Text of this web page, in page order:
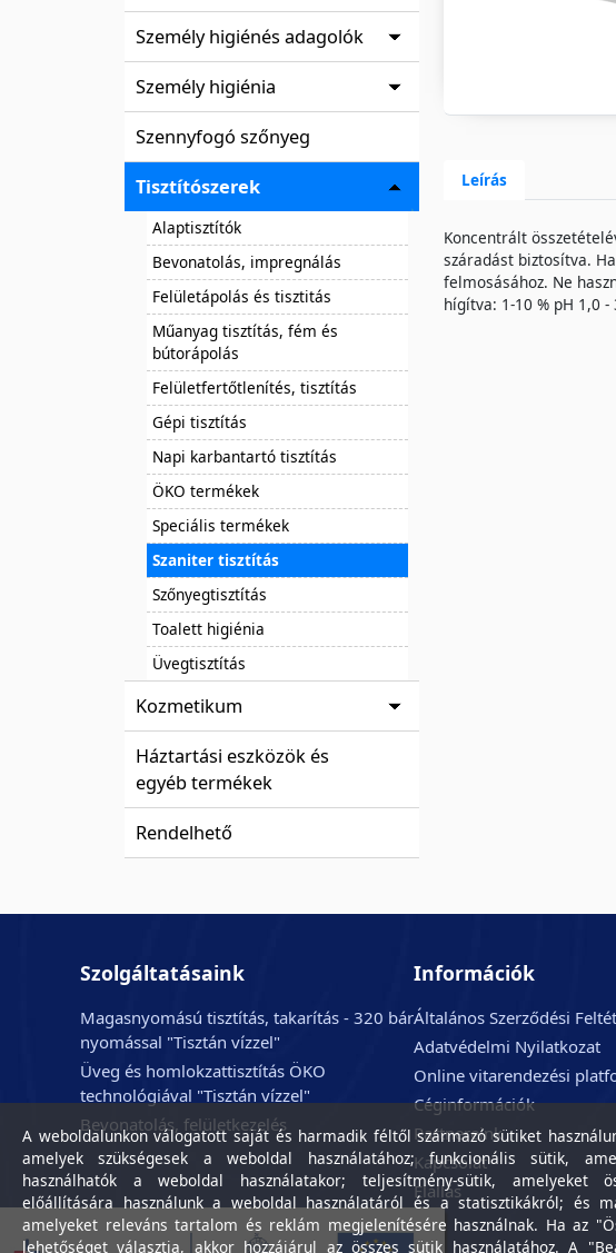
Személy higiénés adagolók
Személy higiénia
Szennyfogó szőnyeg
Tisztítószerek
Alaptisztítók
Bevonatolás, impregnálás
Felületápolás és tisztitás
Műanyag tisztítás, fém és
bútorápolás
Felületfertőtlenítés, tisztítás
Gépi tisztítás
Napi karbantartó tisztítás
ÖKO termékek
Speciális termékek
Szaniter tisztítás
Szőnyegtisztítás
Toalett higiénia
Üvegtisztítás
Kozmetikum
Háztartási eszközök és
egyéb termékek
Rendelhető
Leírás
Koncentrált
száradást biztosítva.
felmosásához. Ne
hígítva: 1-10 % pH 1,0 -
Szolgáltatásaink
Magasnyomású tisztítás, takarítás - 320 bár
nyomással "Tisztán vízzel"
Üveg és homlokzattisztítás ÖKO
technológiával "Tisztán vízzel"
Bevonatolás, felületkezelés
Információk
Általános Szerződési
Adatvédelmi Nyilatkozat
Online vitarendezési
Céginformációk
Partnereink
Kapcsolat
Elállás
A weboldalunkon válogatott saját és harmadik féltől származó sütiket
amelyek szükségesek a weboldal használatához; funkcionális sütik,
használhatók a weboldal használatakor; teljesítmény-sütik, amelyeket
előállítására használunk a weboldal használatáról és a statisztikákról; és
amelyeket releváns tartalom és reklám megjelenítésére használnak. Ha az
lehetőséget választja, akkor hozzájárul az összes sütik használatához. A